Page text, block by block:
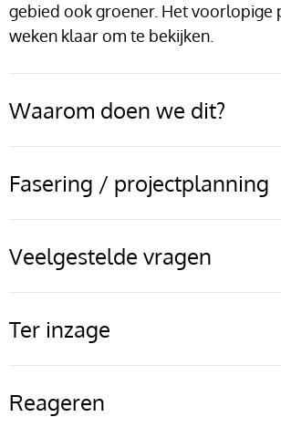
gebied ook groener. Het voorlopige
weken klaar om te bekijken.
Waarom doen we dit?
Fasering / projectplanning
Veelgestelde vragen
Ter inzage
Reageren